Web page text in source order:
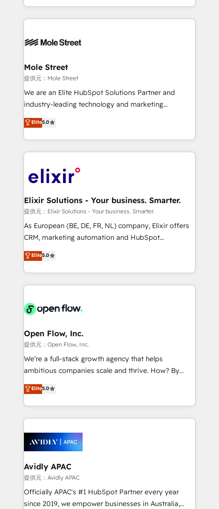
Technical Execution: ERP, EMR and Custom
Integrations; complex builds delivered in weeks, not
workflows; automation agents; process optimization
Healthcare: HIPAA implementations; secure data
workflows 💼 Financial Services: compliant
workflows; audit-ready reporting ⚖️ Legal: client
intake; pipeline and document workflows 🛒 E-
revenue automation 🏢 Real Estate: deal pipelines;
portfolio and lifecycle management 🏭
HIPAA-aware; CASL-compliant; GDPR-ready
implementations where required 💡 Why 500+
built to scale.
Mole Street
提供元：Mole Street
We are an Elite HubSpot Solutions Partner and
industry-leading technology and marketing
consultancy. Our focus is on enterprise and mid-
market B2B companies globally that want a strategic
approach to execute their goals through creative
applications of our solutions; Technical HubSpot
Design, Migrations + Integrations. Mole Street’s
greatness, which is achieved through creating
absolute clarity, derived from a well-defined
strategy, executed well, and reported on with clear
results. The culture is driven by core values; Joy, Grit,
Mindedness, and Clarity. We are driven to win for the
collective good of the company and its clientele, and
things are happening.
Elite5.0
Elixir Solutions - Your business. Smarter.
提供元：Elixir Solutions - Your business. Smarter.
As European (BE, DE, FR, NL) company, Elixir offers
CRM, marketing automation and HubSpot
integration products and services to mid-market
and enterprise customers. We ensure that your sales,
service and marketing department operates in the
most effective way, while at the same time
integrated buyers journey. Elixir is located in
and Amsterdam. Elixir is a first mover and leader
when it comes to HubSpot sales and service
implementations, highly renowned for our business
acumen, process (re-)design experience and a
integrate HubSpot with complex solutions like SAP,
MicroSoft, custom solutions,... Our company also has
Retail execution, CPQ, customer portals and
HubSpot CMS developments. And we're champions
Elite5.0
Open Flow, Inc.
提供元：Open Flow, Inc.
We’re a full-stack growth agency that helps
ambitious companies scale and thrive. How? By
upgrading and streamlining every single revenue-
generating aspect of your business. We’re proud
HubSpot Elite Solutions Partners and devout CRM
nerds who can harness HubSpot’s custom digital
experience. Working hand-in-hand with your team,
we’ll assemble a RevOps machine that drives more
traffic, generates better leads and crushes your
revenue goals. We've worked with thousands of
HubSpot customers and we'd love to work with you
too! Clients come to us for: Advanced CRM solutions
Elite5.0
Avidly APAC
提供元：Avidly APAC
Officially APAC's #1 HubSpot Partner every year
since 2019, we empower businesses in Australia,